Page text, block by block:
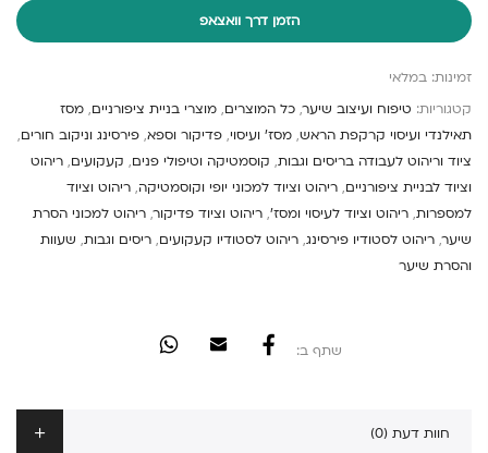
הזמן דרך וואצאפ
זמינות: במלאי
קטגוריות: טיפוח ועיצוב שיער, כל המוצרים, מוצרי בניית ציפורניים, מסז
תאילנדי ועיסוי קרקפת הראש, מסז' ועיסוי, פדיקור וספא, פירסינג וניקוב חורים,
ציוד וריהוט לעבודה בריסים וגבות, קוסמטיקה וטיפולי פנים, קעקועים, ריהוט
וציוד לבניית ציפורניים, ריהוט וציוד למכוני יופי וקוסמטיקה, ריהוט וציוד
למספרות, ריהוט וציוד לעיסוי ומסז', ריהוט וציוד פדיקור, ריהוט למכוני הסרת
שיער, ריהוט לסטודיו פירסינג, ריהוט לסטודיו קעקועים, ריסים וגבות, שעוות
והסרת שיער
שתף ב:
חוות דעת (0)